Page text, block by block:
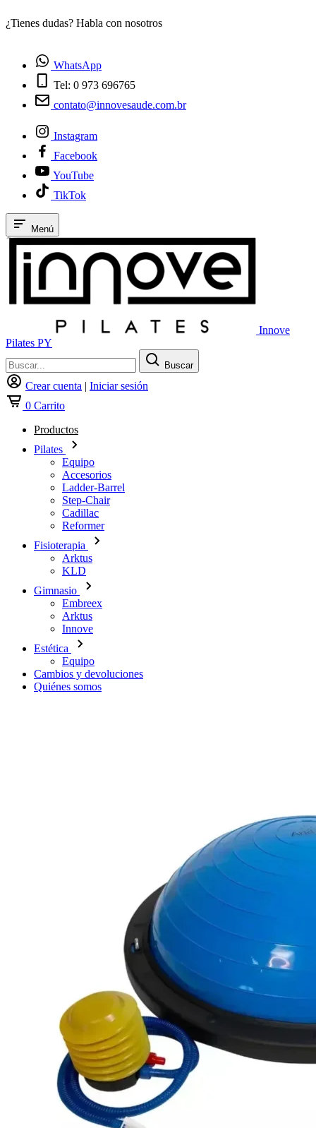
¿Tienes dudas? Habla con nosotros
WhatsApp
Tel: 0 973 696765
contato@innovesaude.com.br
Instagram
Facebook
YouTube
TikTok
Menú
Innove
Pilates PY
Buscar
Crear cuenta | Iniciar sesión
0 Carrito
Productos
Pilates
Equipo
Accesorios
Ladder-Barrel
Step-Chair
Cadillac
Reformer
Fisioterapia
Arktus
KLD
Gimnasio
Embreex
Arktus
Innove
Estética
Equipo
Cambios y devoluciones
Quiénes somos